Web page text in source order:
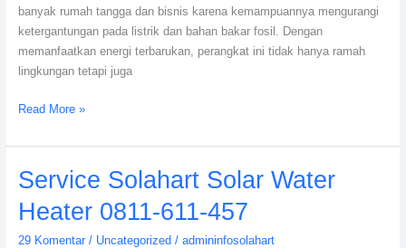
banyak rumah tangga dan bisnis karena kemampuannya mengurangi
ketergantungan pada listrik dan bahan bakar fosil. Dengan
memanfaatkan energi terbarukan, perangkat ini tidak hanya ramah
lingkungan tetapi juga
Read More »
Service Solahart Solar Water
Heater 0811-611-457
29 Komentar / Uncategorized/ admininfosolahart
Service
Solahart
Solar
Water